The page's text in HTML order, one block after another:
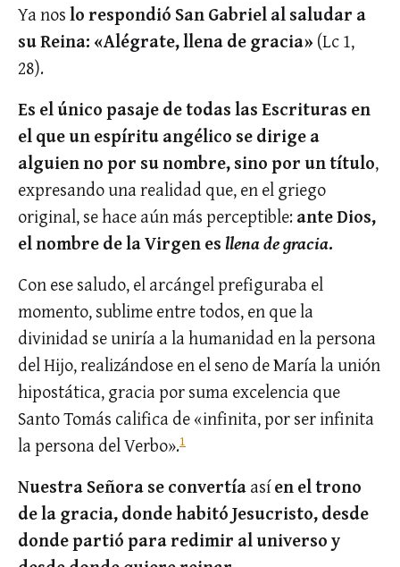
Ya noslo respondió San Gabriel al saludar a
su Reina: «Alégrate, llena de gracia» (Lc 1,
28).
Es el único pasaje de todas las Escrituras en
el que un espíritu angélico se dirige a
alguien no por su nombre, sino por un título,
expresando una realidad que, en el griego
original, se hace aún más perceptible:ante Dios,
el nombre de la Virgen es llena de gracia.
Con ese saludo, el arcángel prefiguraba el
momento, sublime entre todos, en que la
divinidad se uniría a la humanidad en la persona
del Hijo, realizándose en el seno de María la unión
hipostática, gracia por suma excelencia que
Santo Tomás califica de «infinita, por ser infinita
la persona del Verbo».1
Nuestra Señora se convertíaasíen el trono
de la gracia, donde habitó Jesucristo, desde
donde partió para redimir al universo y